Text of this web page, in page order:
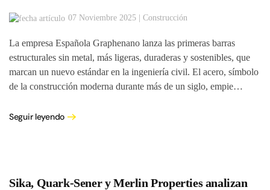
07 Noviembre 2025 | Construcción
La empresa Española Graphenano lanza las primeras barras
estructurales sin metal, más ligeras, duraderas y sostenibles, que
marcan un nuevo estándar en la ingeniería civil. El acero, símbolo
de la construcción moderna durante más de un siglo, empie…
Seguir leyendo
Sika, Quark-Sener y Merlin Properties analizan